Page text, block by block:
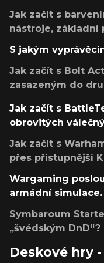
Jak začít s
nástroje, základní
S jakým
Jak začít s Bolt
zasazeným do
Jak začít s
obrovitých
Jak začít s
přes přístupnější
Wargaming
armádní
Symbaroum
„švédským DnD“?
Deskové hry